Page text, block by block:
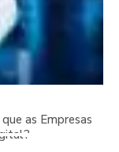
as Empresas